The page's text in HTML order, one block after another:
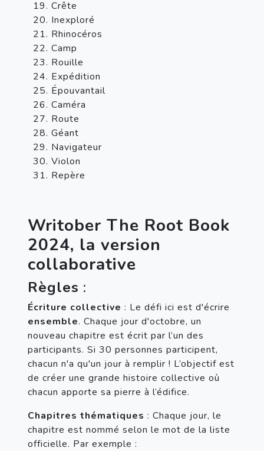
Crête
Inexploré
Rhinocéros
Camp
Rouille
Expédition
Épouvantail
Caméra
Route
Géant
Navigateur
Violon
Repère
Writober The Root Book
2024, la version
collaborative
Règles :
Écriture collective
ensemble. Chaque jour d'octobre, un
nouveau chapitre est écrit par l’un des
participants. Si 30 personnes participent,
chacun n'a qu'un jour à remplir ! L’objectif est
de créer une grande histoire collective où
chacun apporte sa pierre à l’édifice.
Chapitres thématiques : Chaque jour, le
chapitre est nommé selon le mot de la liste
officielle. Par exemple :